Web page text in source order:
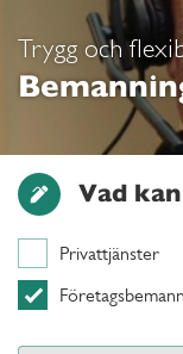
Trygg och
Vad
Privattjänster